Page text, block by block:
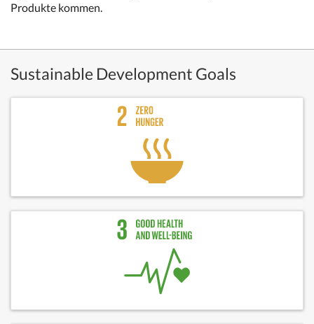
Produkte kommen.
Sustainable Development Goals